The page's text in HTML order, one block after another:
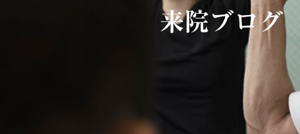
来院ブログ